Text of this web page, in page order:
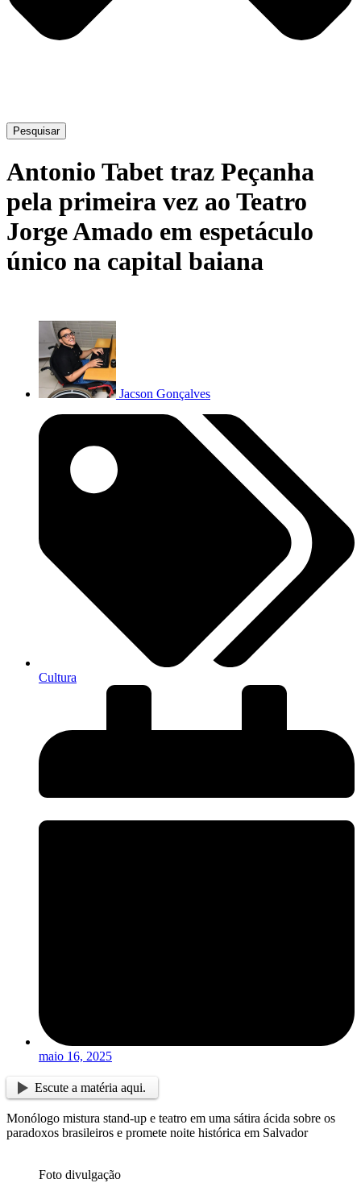
Pesquisar
Antonio Tabet traz Peçanha
pela primeira vez ao Teatro
Jorge Amado em espetáculo
único na capital baiana
Jacson Gonçalves
Cultura
maio 16, 2025
Escute a matéria aqui.
Monólogo mistura stand-up e teatro em uma sátira ácida sobre os
paradoxos brasileiros e promete noite histórica em Salvador
Foto divulgação